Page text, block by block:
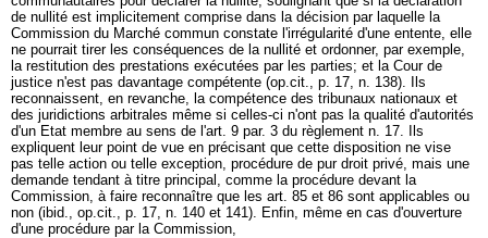
de nullité est implicitement comprise dans la décision par laquelle la
Commission du Marché commun constate l'irrégularité d'une entente, elle
ne pourrait tirer les conséquences de la nullité et ordonner, par exemple,
la restitution des prestations exécutées par les parties; et la Cour de
justice n'est pas davantage compétente (op.cit., p. 17, n. 138). Ils
reconnaissent, en revanche, la compétence des tribunaux nationaux et
des juridictions arbitrales même si celles-ci n'ont pas la qualité d'autorités
d'un Etat membre au sens de l'art. 9 par. 3 du règlement n. 17. Ils
expliquent leur point de vue en précisant que cette disposition ne vise
pas telle action ou telle exception, procédure de pur droit privé, mais une
demande tendant à titre principal, comme la procédure devant la
Commission, à faire reconnaître que les art. 85 et 86 sont applicables ou
non (ibid., op.cit., p. 17, n. 140 et 141). Enfin, même en cas d'ouverture
d'une procédure par la Commission,